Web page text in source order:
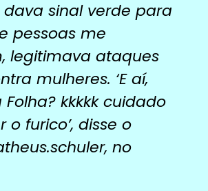
sinal verde para
pessoas me
legitimava ataques
mulheres. ‘E aí,
kkkkk cuidado
o furico’, disse o
no